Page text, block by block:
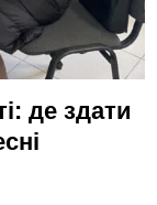
де здати